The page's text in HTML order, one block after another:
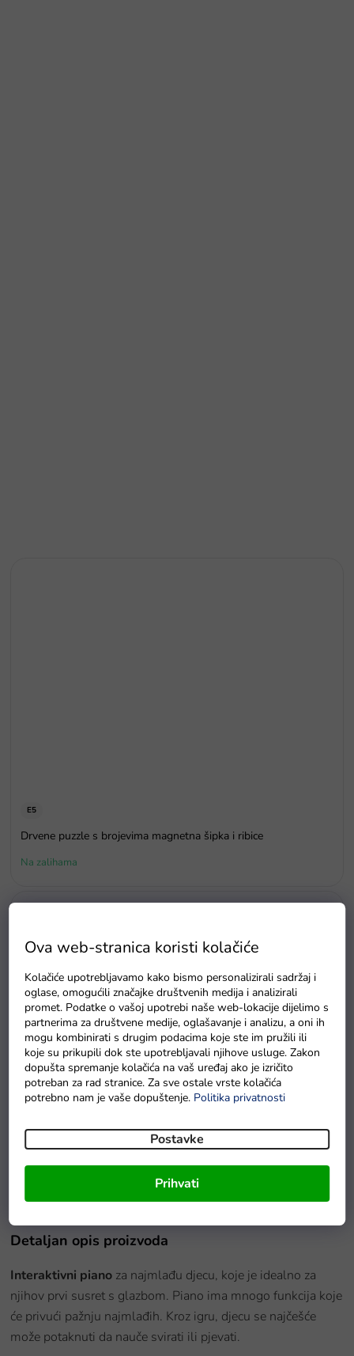
Ova web-stranica koristi kolačiće
Kolačiće upotrebljavamo kako bismo personalizirali sadržaj i
oglase, omogućili značajke društvenih medija i analizirali
promet. Podatke o vašoj upotrebi naše web-lokacije dijelimo s
partnerima za društvene medije, oglašavanje i analizu, a oni ih
mogu kombinirati s drugim podacima koje ste im pružili ili
koje su prikupili dok ste upotrebljavali njihove usluge. Zakon
dopušta spremanje kolačića na vaš uređaj ako je izričito
potreban za rad stranice. Za sve ostale vrste kolačića
potrebno nam je vaše dopuštenje. Politika privatnosti
Postavke
Prihvati
E5
Drvene puzzle s brojevima magnetna šipka i ribice
Na zalihama
Interaktivna plišana bijela mačka
Detaljan opis proizvoda
Interaktivni piano za najmlađu djecu, koje je idealno za
njihov prvi susret s glazbom. Piano ima mnogo funkcija koje
će privući pažnju najmlađih. Kroz igru, djecu se najčešće
može potaknuti da nauče svirati ili pjevati.